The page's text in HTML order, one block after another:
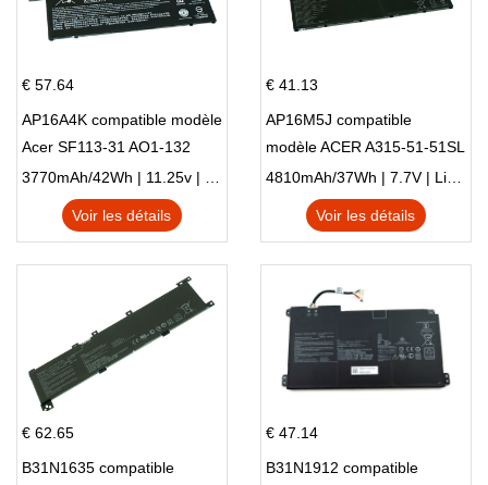
€ 57.64
AP16A4K compatible modèle
Acer SF113-31 AO1-132
NE132
3770mAh/42Wh | 11.25v | Li-ion ...
Voir les détails
€ 41.13
AP16M5J compatible
modèle ACER A315-51-51SL
N17Q1 SERIES
4810mAh/37Wh | 7.7V | Li-ion ...
Voir les détails
€ 62.65
B31N1635 compatible
€ 47.14
B31N1912 compatible